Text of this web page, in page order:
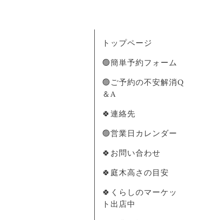
トップページ
🟢簡単予約フォーム
🟢ご予約の不安解消Q
＆A
🍀連絡先
🟢営業日カレンダー
🍀お問い合わせ
🍀庭木高さの目安
🍀くらしのマーケッ
ト出店中